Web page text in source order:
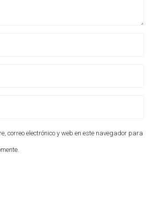
correo electrónico y web en este navegador para